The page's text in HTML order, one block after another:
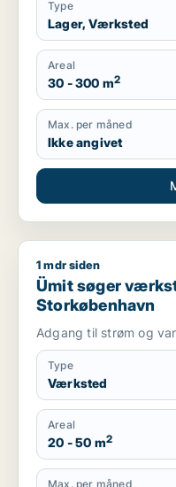
Type
Lager, Værksted
Areal
30 - 300 m2
Max. per måned
Ikke angivet
Ümit søger værksted til
1 mdr siden
Ümit søger
Storkøbenhavn
Adgang til strøm og
Type
Værksted
Areal
20 - 50 m2
Max. per måned